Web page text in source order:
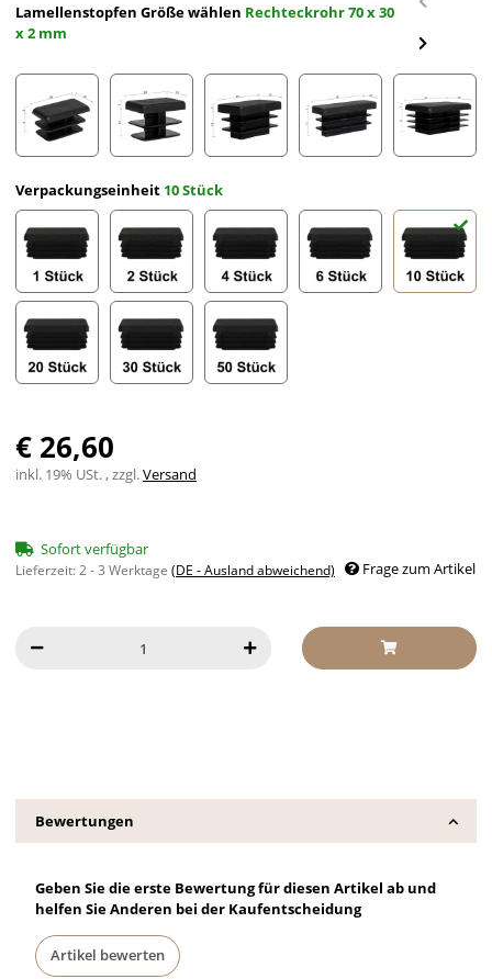
Lamellenstopfen Größe wählen Rechteckrohr 70 x 30
x 2 mm
Verpackungseinheit 10 Stück
1 Stück 2 Stück 4 Stück
€ 26,60
inkl. 19% USt. , zzgl.Versand
Sofort verfügbar
Lieferzeit:2 - 3 Werktage (DE - Ausland abweichend) Frage zum Artikel
Bewertungen
Geben Sie die erste Bewertung für diesen Artikel ab und
helfen Sie Anderen bei der Kaufentscheidung
Artikel bewerten